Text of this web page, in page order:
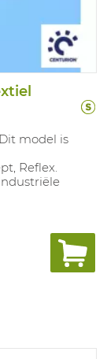
model is
Reflex.